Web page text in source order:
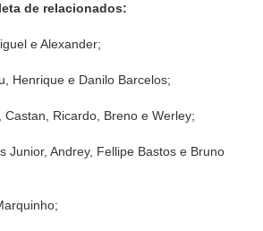
de relacionados:
e Alexander;
Henrique e Danilo Barcelos;
Ricardo, Breno e Werley;
Junior, Andrey, Fellipe Bastos e Bruno